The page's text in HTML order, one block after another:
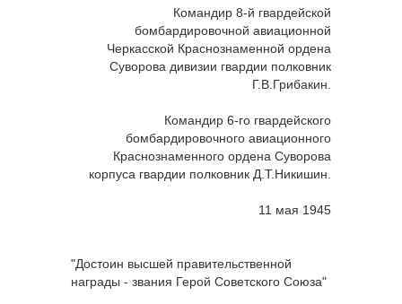
Командир 8-й гвардейской
бомбардировочной авиационной
Черкасской Краснознаменной ордена
Суворова дивизии гвардии полковник
Г.В.Грибакин.
Командир 6-го гвардейского
бомбардировочного авиационного
Краснознаменного ордена Суворова
корпуса гвардии полковник Д.Т.Никишин.
11 мая 1945
"Достоин высшей правительственной
награды - звания Герой Советского Союза"